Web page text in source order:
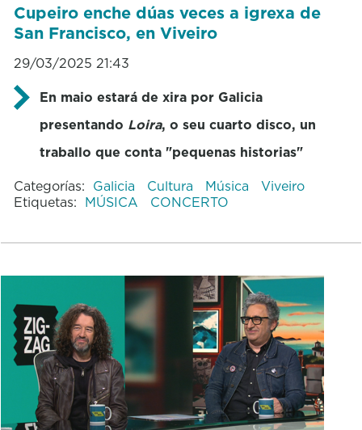
Cupeiro enche dúas veces a igrexa de
San Francisco, en Viveiro
29/03/2025 21:43
En maio estará de xira por Galicia
presentando Loira, o seu cuarto disco, un
traballo que conta "pequenas historias"
Categorías: Galicia Cultura Música
Viveiro
Etiquetas: MÚSICA CONCERTO